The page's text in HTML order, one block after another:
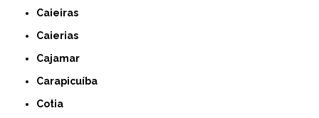
Caieiras
Caierias
Cajamar
Carapicuíba
Cotia